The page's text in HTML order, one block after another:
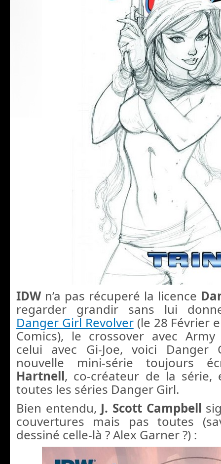
IDWn’a pas récuperé la licence
regarder grandir sans lui
Danger Girl Revolver(le 28 Février
Comics), le crossover avec
celui avec Gi-Joe, voici Danger
nouvelle mini-série toujours
Hartnell, co-créateur de la série,
toutes les séries Danger Girl.
Bien entendu, J. Scott Campbell
couvertures mais pas toutes
dessiné celle-là ? Alex Garner ?) :